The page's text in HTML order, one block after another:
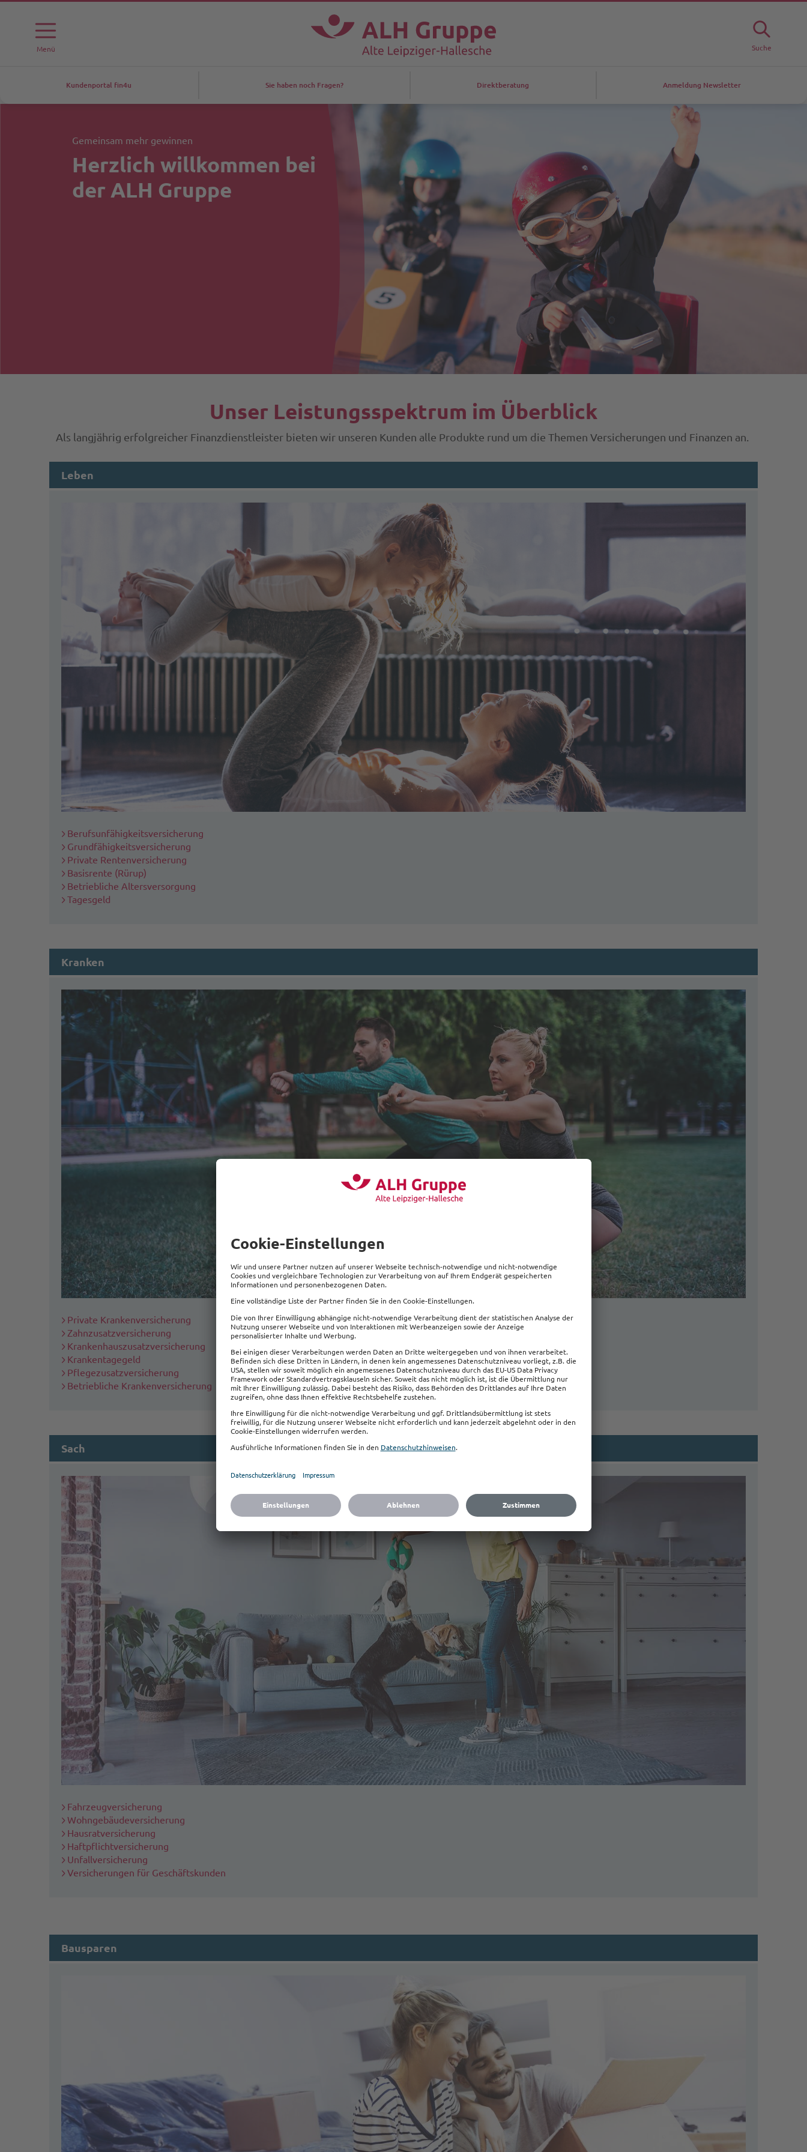
Menü Suche
Kundenportal fin4u Sie haben noch Fragen? Direkt­beratung Anmeldung Newsletter
Gemeinsam mehr gewinnen
Herzlich willkommen bei
der ALH Gruppe
Unser Leistungsspektrum im Überblick
Als langjährig erfolgreicher Finanzdienstleister bieten wir unseren Kunden alle Produkte rund um die Themen Versicherungen und Finanzen an.
Leben
Berufsunfähigkeitsversicherung
Grundfähigkeitsversicherung
Private Rentenversicherung
Basisrente (Rürup)
Betriebliche Altersversorgung
Tagesgeld
Kranken
Private Krankenversicherung
Zahnzusatzversicherung
Krankenhauszusatzversicherung
Krankentagegeld
Pflegezusatzversicherung
Betriebliche Krankenversicherung
Sach
Fahrzeugversicherung
Wohngebäudeversicherung
Hausratversicherung
Haftpflichtversicherung
Unfallversicherung
Versicherungen für Geschäftskunden
Bausparen